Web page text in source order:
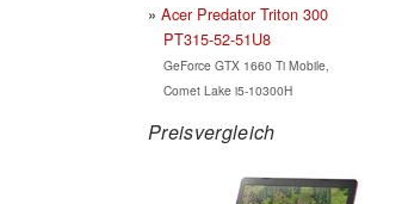
Acer Predator Triton 300
PT315-52-51U8
GeForce GTX 1660 Ti Mobile,
Comet Lake i5-10300H
Preisvergleich